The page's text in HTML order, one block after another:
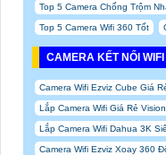
Top 5 Camera Chống Trộm
Top 5 Camera Wifi 360 Tốt
CAMERA KẾT NỐI WIFI
Camera Wifi Ezviz Cube Giá
Lắp Camera Wifi Giá Rẻ
Lắp Camera Wifi Dahua 3K
Camera Wifi Ezviz Xoay 360